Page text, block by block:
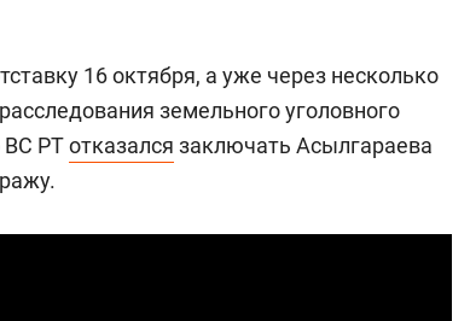
16 октября, а уже через несколько
земельного уголовного
ВС РТотказался заключать Асылгараева